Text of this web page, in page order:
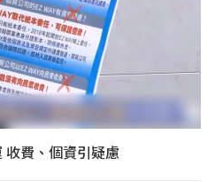
費、個資引疑慮